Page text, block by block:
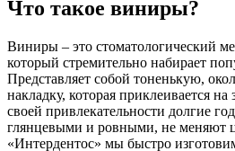
Что такое виниры?
Виниры – это стоматологический
который стремительно набирает
Представляет собой тоненькую,
накладку, которая приклеивается
своей привлекательности долгие
глянцевыми и ровными, не меняют
«Интердентос» мы быстро